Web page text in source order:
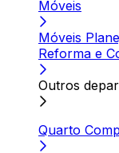
Móveis
Móveis
Reforma e
Outros
Quarto